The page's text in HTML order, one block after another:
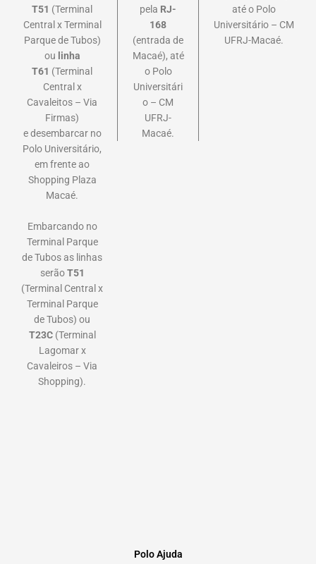
T51 (Terminal
Central x Terminal
Parque de Tubos)
ou linha
T61 (Terminal
Central x
Cavaleitos – Via
Firmas)
edesembarcar no
Polo Universitário,
em frente ao
Shopping Plaza
Macaé.
Embarcando no
Terminal Parque
de Tubos as linhas
serãoT51
(Terminal Central x
Terminal Parque
de Tubos) ou
T23C(Terminal
Lagomar x
Cavaleiros – Via
Shopping).
pela RJ-
168
(entrada de
Macaé), até
o Polo
Universitári
o – CM
UFRJ-
Macaé.
até o Polo
Universitário – CM
UFRJ-Macaé.
Polo Ajuda